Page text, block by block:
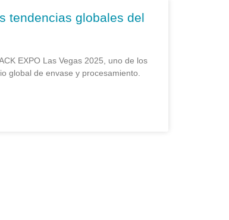
tendencias globales del
EXPO Las Vegas 2025, uno de los
global de envase y procesamiento.